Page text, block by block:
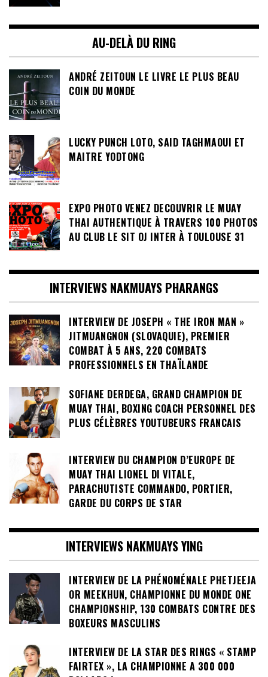
AU-DELÀ DU RING
ANDRÉ ZEITOUN LE LIVRE LE PLUS BEAU
COIN DU MONDE
LUCKY PUNCH LOTO, SAID TAGHMAOUI ET
MAITRE YODTONG
EXPO PHOTO VENEZ DECOUVRIR LE MUAY
THAI AUTHENTIQUE À TRAVERS 100 PHOTOS
AU CLUB LE SIT OJ INTER À TOULOUSE 31
INTERVIEWS NAKMUAYS PHARANGS
INTERVIEW DE JOSEPH « THE IRON MAN »
JITMUANGNON (SLOVAQUIE), PREMIER
COMBAT À 5 ANS, 220 COMBATS
PROFESSIONNELS EN THAÏLANDE
SOFIANE DERDEGA, GRAND CHAMPION DE
MUAY THAI, BOXING COACH PERSONNEL DES
PLUS CÉLÈBRES YOUTUBEURS FRANCAIS
INTERVIEW DU CHAMPION D’EUROPE DE
MUAY THAI LIONEL DI VITALE,
PARACHUTISTE COMMANDO, PORTIER,
GARDE DU CORPS DE STAR
INTERVIEWS NAKMUAYS YING
INTERVIEW DE LA PHÉNOMÉNALE PHETJEEJA
OR MEEKHUN, CHAMPIONNE DU MONDE ONE
CHAMPIONSHIP, 130 COMBATS CONTRE DES
BOXEURS MASCULINS
INTERVIEW DE LA STAR DES RINGS « STAMP
FAIRTEX », LA CHAMPIONNE A 300 000